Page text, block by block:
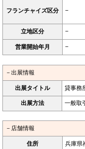
フランチャイズ区分 −
立地区分 −
営業開始年月 −
－出展情報
出展タイトル 貸事務
出展方法 一般取
－店舗情報
住所 兵庫県